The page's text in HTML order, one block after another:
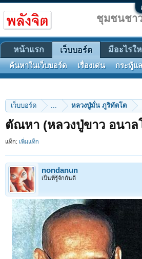
เว็บบอร์ด ... หลวงปู่มั่น ภูริทัตโต
ตัณหา (หลวงปู่ขาว อนาล
แท็ก: เพิ่มแท็ก
nondanun
เป็นที่รู้จักกันดี
ชุมชนชา
หน้าแรก เว็บบอร์ด
ค้นหาในเว็บบอร์ด เรื่องเด่น กระทู้แ
มีอะไรใ